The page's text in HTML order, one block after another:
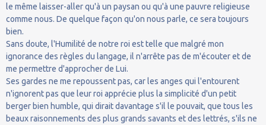
le même laisser-aller qu'à un paysan ou qu'à une pauvre religieuse
comme nous. De quelque façon qu'on nous parle, ce sera toujours
bien.
Sans doute, l'Humilité de notre roi est telle que malgré mon
ignorance des règles du langage, il n'arrête pas de m'écouter et de
me permettre d'approcher de Lui.
Ses gardes ne me repoussent pas, car les anges qui l'entourent
n'ignorent pas que leur roi apprécie plus la simplicité d'un petit
berger bien humble, qui dirait davantage s'il le pouvait, que tous les
beaux raisonnements des plus grands savants et des lettrés, s'ils ne